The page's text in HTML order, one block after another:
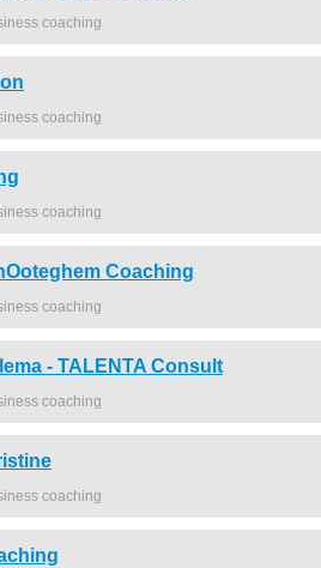
coaching
coaching
coaching
Coaching
coaching
- TALENTA Consult
coaching
coaching